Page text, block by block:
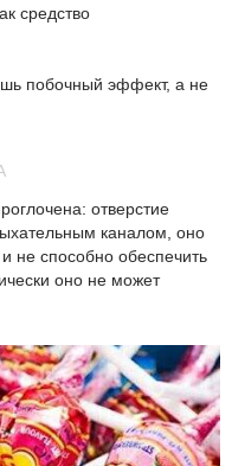
средство
побочный эффект, а не
отверстие
каналом, оно
не способно обеспечить
оно не может